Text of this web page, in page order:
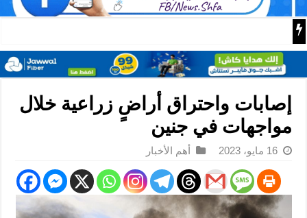
فتح تنعى المناضل نايف خويطر نائب أمين سر إقليم شرق
إصابات واحتراق أراضٍ زراعية خلال
مواجهات في جنين
16 مايو، 2023 أهم الأخبار